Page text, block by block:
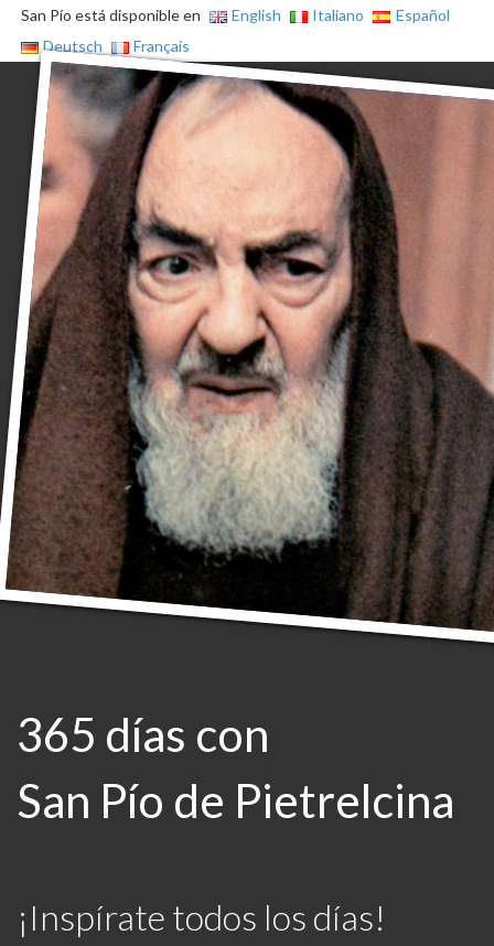
San Pío está disponible en English Italiano
Español
Deutsch
Français
365 días con
San Pío de Pietrelcina
¡Inspírate todos los días!